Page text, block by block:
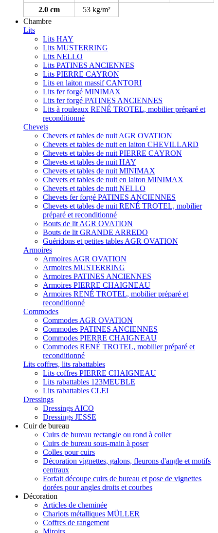
2.0 cm
53 kg/m²
Chambre
Lits
Lits HAY
Lits MUSTERRING
Lits NELLO
Lits PATINES ANCIENNES
Lits PIERRE CAYRON
Lits en laiton massif CANTORI
Lits fer forgé MINIMAX
Lits fer forgé PATINES ANCIENNES
Lits à rouleaux RENÉ TROTEL, mobilier préparé et
reconditionné
Chevets
Chevets et tables de nuit AGR OVATION
Chevets et tables de nuit en laiton CHEVILLARD
Chevets et tables de nuit PIERRE CAYRON
Chevets et tables de nuit HAY
Chevets et tables de nuit MINIMAX
Chevets et tables de nuit en laiton MINIMAX
Chevets et tables de nuit NELLO
Chevets fer forgé PATINES ANCIENNES
Chevets et tables de nuit RENÉ TROTEL, mobilier
préparé et reconditionné
Bouts de lit AGR OVATION
Bouts de lit GRANDE ARREDO
Guéridons et petites tables AGR OVATION
Armoires
Armoires AGR OVATION
Armoires MUSTERRING
Armoires PATINES ANCIENNES
Armoires PIERRE CHAIGNEAU
Armoires RENÉ TROTEL, mobilier préparé et
reconditionné
Commodes
Commodes AGR OVATION
Commodes PATINES ANCIENNES
Commodes PIERRE CHAIGNEAU
Commodes RENÉ TROTEL, mobilier préparé et
reconditionné
Lits coffres, lits rabattables
Lits coffres PIERRE CHAIGNEAU
Lits rabattables 123MEUBLE
Lits rabattables CLEI
Dressings
Dressings AICO
Dressings JESSE
Cuir de bureau
Cuirs de bureau rectangle ou rond à coller
Cuirs de bureau sous-main à poser
Colles pour cuirs
Décoration vignettes, galons, fleurons d'angle et motifs
centraux
Forfait découpe cuirs de bureau et pose de vignettes
dorées pour angles droits et courbes
Décoration
Articles de cheminée
Chariots métalliques MÜLLER
Coffres de rangement
Miroirs